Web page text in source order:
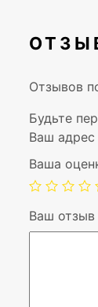
Отзывов
Будьте
Ваш адрес
Ваша
Ваш отзыв